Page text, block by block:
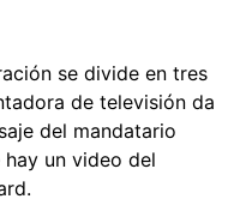
se divide en tres
de televisión da
del mandatario
un video del